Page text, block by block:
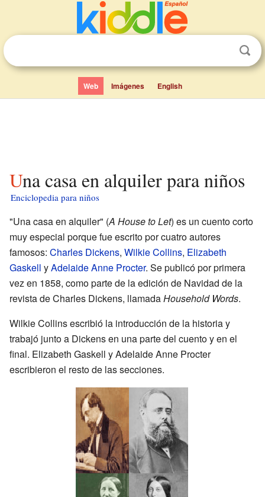
Web Imágenes English
Una casa en alquiler para niños
Enciclopedia para niños
"Una casa en alquiler" (A House to Let) es un cuento corto
muy especial porque fue escrito por cuatro autores
famosos: Charles Dickens, Wilkie Collins, Elizabeth
Gaskell yAdelaide Anne Procter. Se publicó por primera
vez en 1858, como parte de la edición de Navidad de la
revista de Charles Dickens, llamadaHousehold Words.
Wilkie Collins escribió la introducción de la historia y
trabajó junto a Dickens en una parte del cuento y en el
final. Elizabeth Gaskell y Adelaide Anne Procter
escribieron el resto de las secciones.